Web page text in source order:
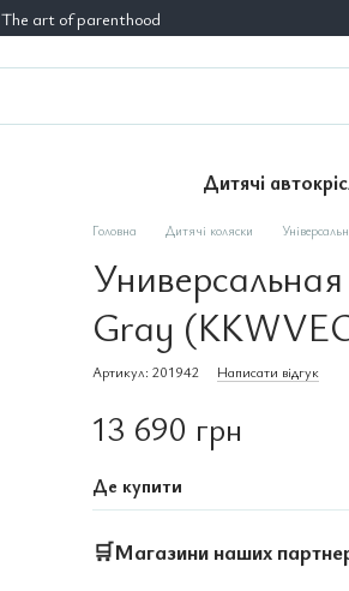
The art of parenthood
Дитячі
Головна Дитячі коляски
Gray
Артикул: 201942 Написати відгук
13 690 грн
Де купити
🛒Магазини наших